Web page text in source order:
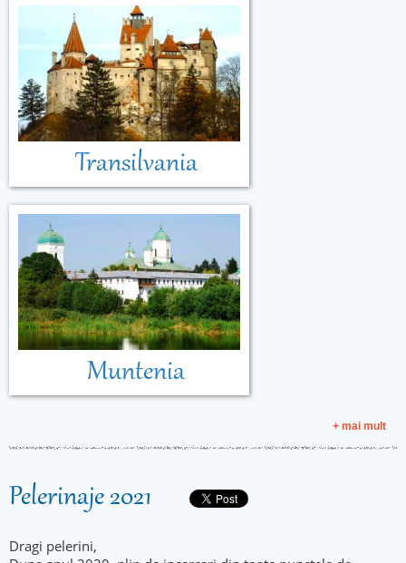
Transilvania
Muntenia
+ mai mult
Pelerinaje 2021
Dragi pelerini,